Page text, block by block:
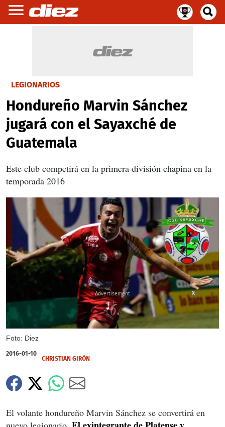
LEGIONARIOS
Hondureño Marvin Sánchez
jugará con el Sayaxché de
Guatemala
Este club competirá en la primera división chapina en la
temporada 2016
Foto: Diez
X
2016-01-10
CHRISTIAN GIRÓN
El volante hondureño Marvin Sánchez se convertirá en